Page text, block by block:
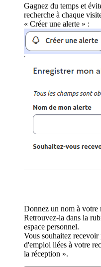
Gagnez du temps et
recherche à chaque
« Créer une alerte » :
Donnez un nom à votre
Retrouvez-la dans la
espace personnel.
Vous souhaitez
d'emploi liées à votre
la réception ».